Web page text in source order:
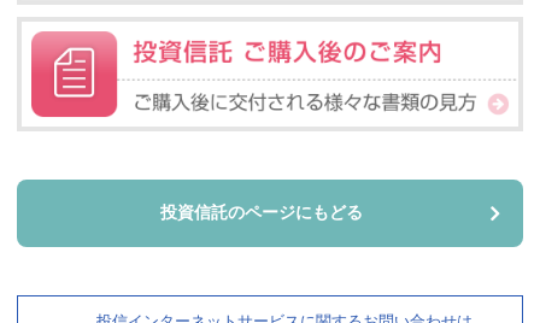
2025年08月12日
投信インターネットサービス 臨時休止のお知らせについて
2025年08月04日
投資信託 取扱商品（ファンド）基準価額一覧 システムメンテナン
「投信インターネットサービス取扱規定」の改正について
投資信託 取扱商品（ファンド）基準価額一覧 システムメンテナン
スのお知らせ
投資信託のページにもどる